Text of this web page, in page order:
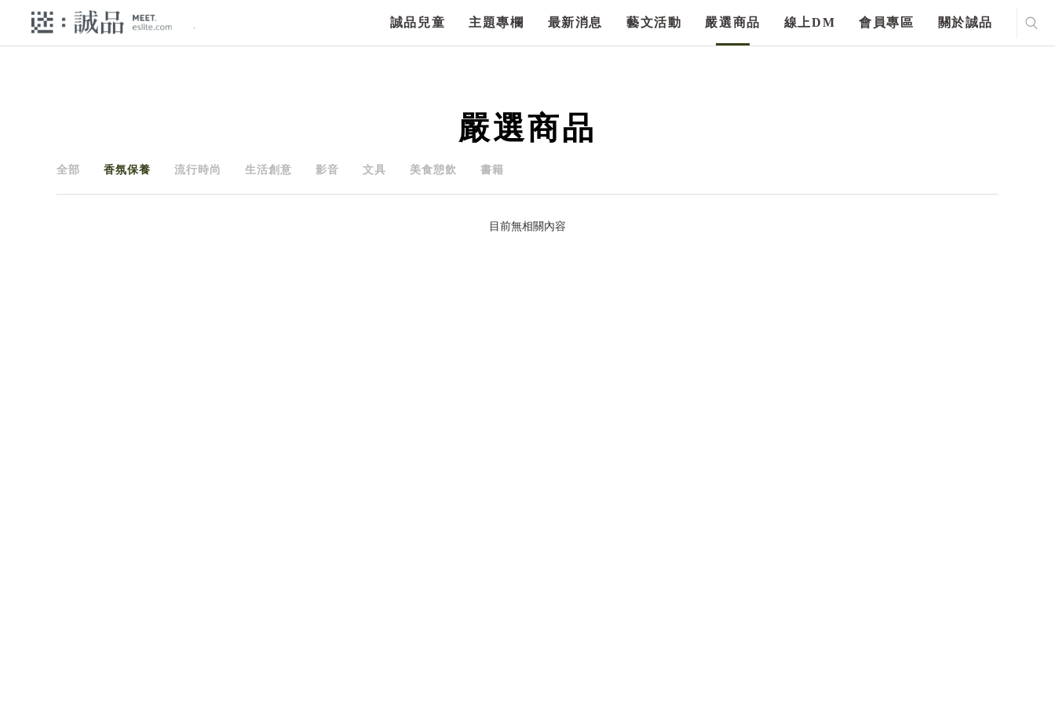
誠品兒童 主題專欄 最新消息 藝文活動 嚴選商品 線上DM 會員專區 關於誠品
嚴選商品
全部 香氛保養 流行時尚 生活創意 影音 文具 美食憩飲 書籍
目前無相關內容